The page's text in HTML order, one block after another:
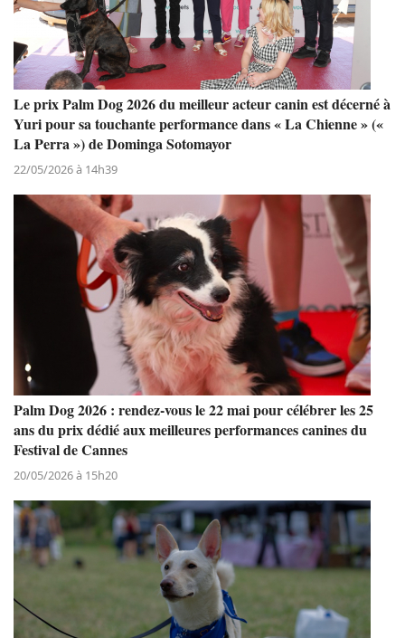
Le prix Palm Dog 2026 du meilleur acteur canin est décerné à
Yuri pour sa touchante performance dans « La Chienne » («
La Perra ») de Dominga Sotomayor
22/05/2026 à 14h39
Palm Dog 2026 : rendez-vous le 22 mai pour célébrer les 25
ans du prix dédié aux meilleures performances canines du
Festival de Cannes
20/05/2026 à 15h20